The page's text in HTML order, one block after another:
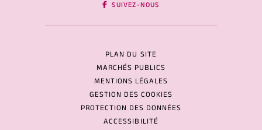
SUIVEZ-NOUS
PLAN DU SITE
MARCHÉS PUBLICS
MENTIONS LÉGALES
GESTION DES COOKIES
PROTECTION DES DONNÉES
ACCESSIBILITÉ